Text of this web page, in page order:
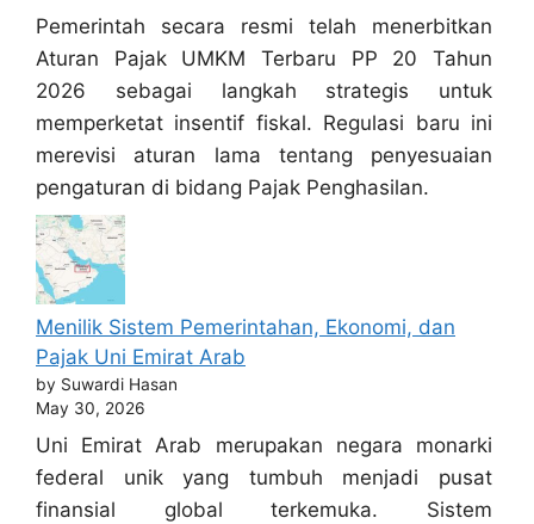
Pemerintah secara resmi telah menerbitkan
Aturan Pajak UMKM Terbaru PP 20 Tahun
2026 sebagai langkah strategis untuk
memperketat insentif fiskal. Regulasi baru ini
merevisi aturan lama tentang penyesuaian
pengaturan di bidang Pajak Penghasilan.
Menilik Sistem Pemerintahan, Ekonomi, dan
Pajak Uni Emirat Arab
by Suwardi Hasan
May 30, 2026
Uni Emirat Arab merupakan negara monarki
federal unik yang tumbuh menjadi pusat
finansial global terkemuka. Sistem